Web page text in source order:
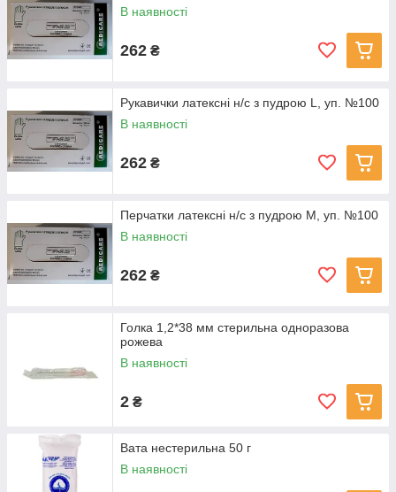
В наявності
262 ₴
Рукавички латексні н/с з пудрою L, уп. №100
В наявності
262 ₴
Перчатки латексні н/с з пудрою М, уп. №100
В наявності
262 ₴
Голка 1,2*38 мм стерильна одноразова
рожева
В наявності
2 ₴
Вата нестерильна 50 г
В наявності